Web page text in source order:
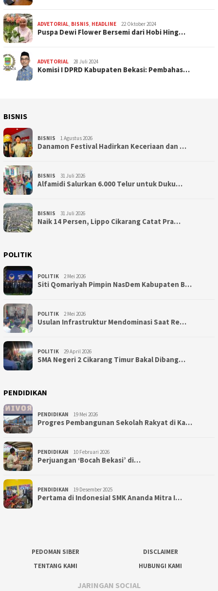
ADVETORIAL, BISNIS, HEADLINE 22 Oktober 2024
Puspa Dewi Flower Bersemi dari Hobi Hing…
ADVETORIAL 28 Juli 2024
Komisi I DPRD Kabupaten Bekasi: Pembahas…
BISNIS
BISNIS 1 Agustus 2026
Danamon Festival Hadirkan Keceriaan dan …
BISNIS 31 Juli 2026
Alfamidi Salurkan 6.000 Telur untuk Duku…
BISNIS 31 Juli 2026
Naik 14 Persen, Lippo Cikarang Catat Pra…
POLITIK
POLITIK 2 Mei 2026
Siti Qomariyah Pimpin NasDem Kabupaten B…
POLITIK 2 Mei 2026
Usulan Infrastruktur Mendominasi Saat Re…
POLITIK 29 April 2026
SMA Negeri 2 Cikarang Timur Bakal Dibang…
PENDIDIKAN
PENDIDIKAN 19 Mei 2026
Progres Pembangunan Sekolah Rakyat di Ka…
PENDIDIKAN 10 Februari 2026
Perjuangan ‘Bocah Bekasi’ di…
PENDIDIKAN 19 Desember 2025
Pertama di Indonesia! SMK Ananda Mitra I…
PEDOMAN SIBER
DISCLAIMER
TENTANG KAMI
HUBUNGI KAMI
JARINGAN SOCIAL